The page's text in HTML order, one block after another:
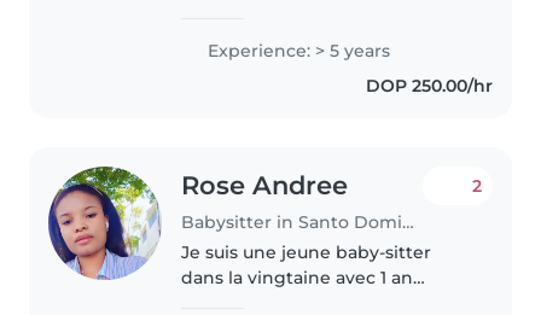
todas las edades. Actualmente,
Experience: > 5 years
DOP 250.00/hr
Rose Andree
Babysitter in Santo Domingo
2
Je suis une jeune baby-sitter
dans la vingtaine avec 1 an